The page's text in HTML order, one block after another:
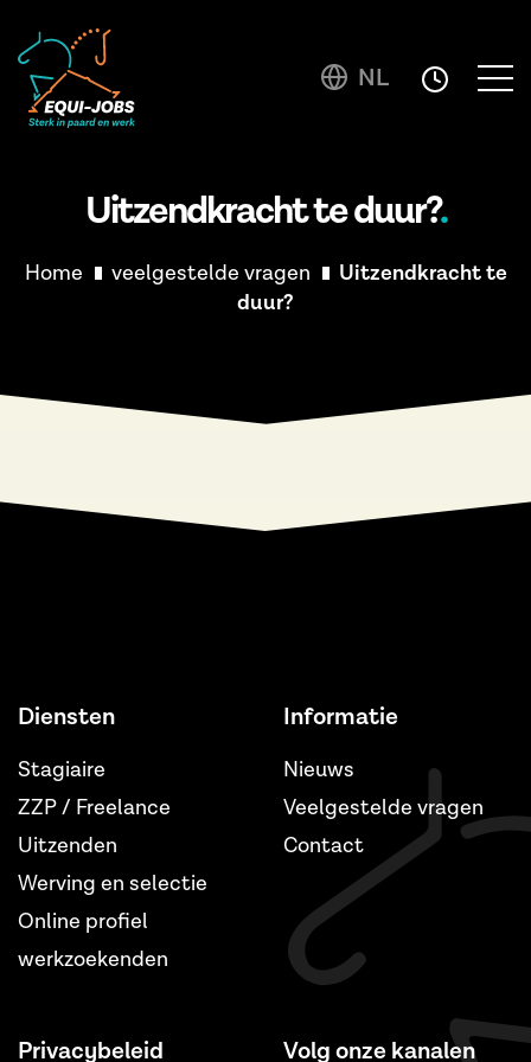
NL
Uitzendkracht te duur?
Home veelgestelde vragen
Uitzendkracht te
duur?
Diensten
Stagiaire
ZZP / Freelance
Uitzenden
Werving en selectie
Online profiel
werkzoekenden
Informatie
Nieuws
Veelgestelde vragen
Contact
Privacybeleid Volg onze kanalen